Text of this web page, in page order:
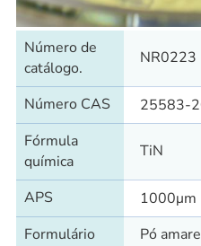
Número de
catálogo.
NR0223
Número CAS
25583-
Fórmula
química
TiN
APS
1000μm
Formulário
Pó